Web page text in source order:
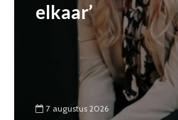
elkaar’
7 augustus 2026